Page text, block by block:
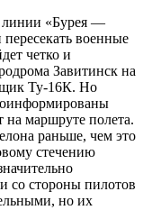
линии «Бурея —
военные
четко и
Завитинск на
Ту-16К. Но
на маршруте полета.
раньше, чем это
стечению
со стороны пилотов
но их